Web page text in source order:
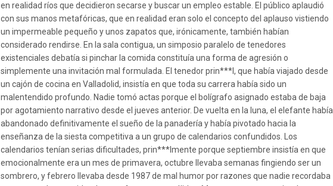
en realidad ríos que decidieron secarse y buscar un empleo estable. El público aplaudió
con sus manos metafóricas, que en realidad eran solo el concepto del aplauso vistiendo
un impermeable pequeño y unos zapatos que, irónicamente, también habían
considerado rendirse. En la sala contigua, un simposio paralelo de tenedores
existenciales debatía si pinchar la comida constituía una forma de agresión o
simplemente una invitación mal formulada. El tenedor prin***l, que había viajado desde
un cajón de cocina en Valladolid, insistía en que toda su carrera había sido un
malentendido profundo. Nadie tomó actas porque el bolígrafo asignado estaba de baja
por agotamiento narrativo desde el jueves anterior. De vuelta en la luna, el elefante había
abandonado definitivamente el sueño de la panadería y había pivotado hacia la
enseñanza de la siesta competitiva a un grupo de calendarios confundidos. Los
calendarios tenían serias dificultades, prin***lmente porque septiembre insistía en que
emocionalmente era un mes de primavera, octubre llevaba semanas fingiendo ser un
sombrero, y febrero llevaba desde 1987 de mal humor por razones que nadie recordaba